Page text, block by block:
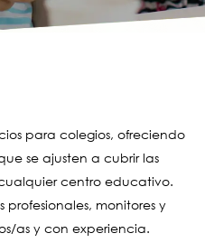
para colegios, ofreciendo
se ajusten a cubrir las
centro educativo.
profesionales, monitores y
as y con experiencia.